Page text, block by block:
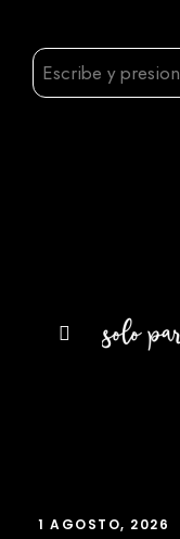
1 AGOSTO, 2026